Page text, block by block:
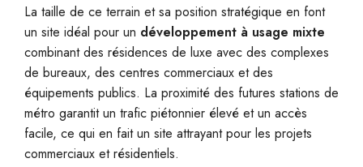
La taille de ce terrain et sa position stratégique en font
un site idéal pour un développement à usage mixte
combinant des résidences de luxe avec des complexes
de bureaux, des centres commerciaux et des
équipements publics. La proximité des futures stations de
métro garantit un trafic piétonnier élevé et un accès
facile, ce qui en fait un site attrayant pour les projets
commerciaux et résidentiels.